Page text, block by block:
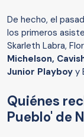
De hecho, el
los primeros
Skarleth Labra,
Michelson,
Junior Playboy y
Quiénes
Pueblo' de